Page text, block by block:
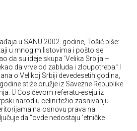
u SANU 2002. godine, Tošić piše:
u mnogim listovima i pošto se
da su ideje skupa ‘Velika Srbija –
da vrve od zabluda i zloupotreba.” I
o Velikoj Srbiji devedesetih godina,
stiže oružje iz Savezne Republike
U Ćosićevom referatu-eseju iz
narod u celini težio zasnivanju
na osnovu prava na
da “ovde nedostaju ‘etničke